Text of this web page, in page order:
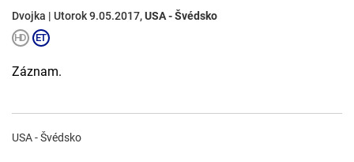
Dvojka | Utorok 9.05.2017,USA - Švédsko
Záznam.
USA - Švédsko